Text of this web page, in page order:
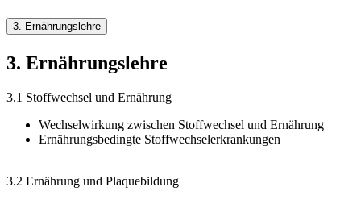
3. Ernährungslehre
3. Ernährungslehre
3.1 Stoffwechsel und Ernährung
Wechselwirkung zwischen Stoffwechsel und Ernährung
Ernährungsbedingte Stoffwechselerkrankungen
3.2 Ernährung und Plaquebildung